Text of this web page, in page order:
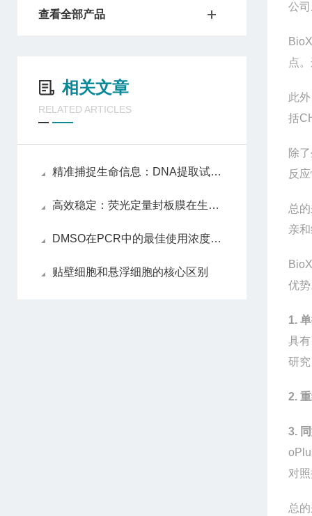
查看全部产品
相关文章
RELATED ARTICLES
精准捕捉生命信息：DNA提取试剂盒解锁遗传密码的关键
高效稳定：荧光定量封板膜在生物实验中的应用
DMSO在PCR中的最佳使用浓度是多少？
贴壁细胞和悬浮细胞的核心区别
公
点
此
括
除
反
总
亲
优
1.
具
研
2.
3.
对
总